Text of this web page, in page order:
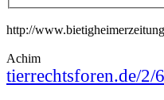
http://
Achim
tierrechtsforen.de/2/